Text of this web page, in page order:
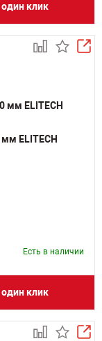
один клик
ELITECH
Есть в наличии
один клик